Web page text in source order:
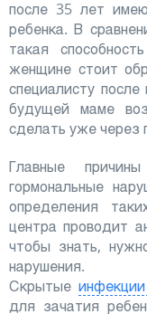
после 35 лет
ребенка. В
такая
женщине стоит
специалисту
будущей маме
сделать уже через
Главные
гормональные
определения
центра проводит
чтобы знать,
нарушения.
Скрытыеинфекции
для зачатия